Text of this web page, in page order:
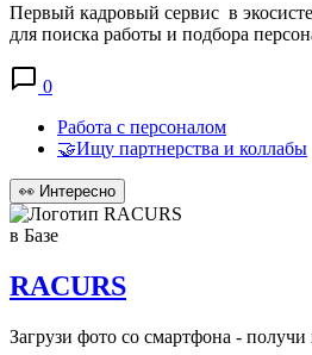
Первый кадровый сервис в
для поиска работы и подбора
0
Работа с персоналом
🤝Ищу партнерства и коллабы
👀 Интересно
в Базе
RACURS
Загрузи фото со смартфона - получи